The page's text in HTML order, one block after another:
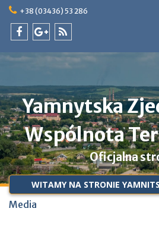
Skip
content
+38 (03436) 53 286
@pl
plus
@pl
Yamnytska
Wspólnota
Oficjalna
WITAMY NA STRONIE
Media